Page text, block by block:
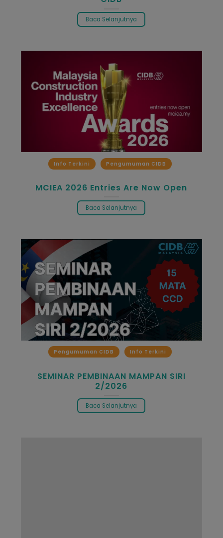
Baca Selanjutnya
Info Terkini Pengumuman CIDB
MCIEA 2026 Entries Are Now Open
Baca Selanjutnya
Pengumuman CIDB Info Terkini
SEMINAR PEMBINAAN MAMPAN SIRI
2/2026
Baca Selanjutnya